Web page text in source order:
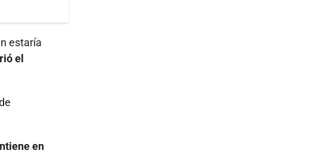
estaría
el
en